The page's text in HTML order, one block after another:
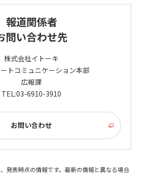
報道関係者
問い合わせ先
株式会社イトーキ
トコミュニケーション本部
広報課
TEL:03-6910-3910
お問い合わせ
発表時点の情報です。最新の情報と異なる場合